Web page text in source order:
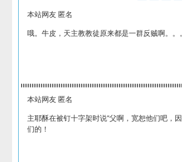
本站网友 匿名
哦。牛皮，天主教教徒原来都是一群反贼啊。
本站网友 匿名
主耶酥在被钉十字架时说“父啊，宽恕他们吧，
们的！